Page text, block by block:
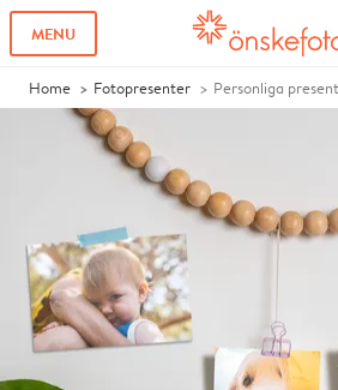
MENU
Home Fotopresenter Personliga